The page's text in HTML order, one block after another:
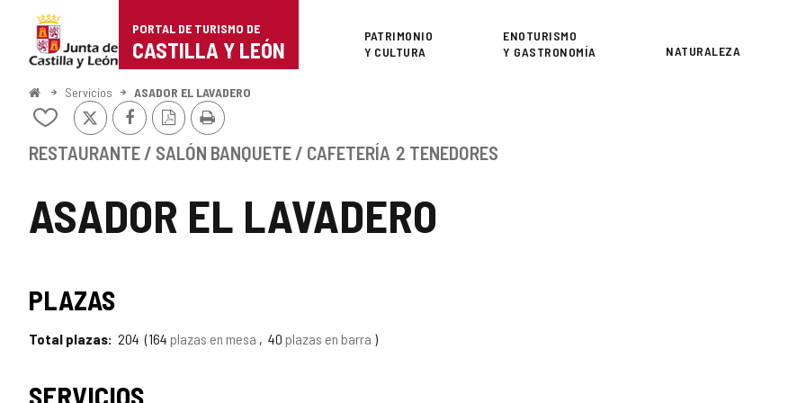
Portal
de
Turismo
Castilla
León
PORTAL DE TURISMO DE
CASTILLA Y LEÓN
Superior
PATRIMONIO
Y CULTURA
ENOTURISMO
Y GASTRONOMÍA
NATURALEZA
InicioServicios ASADOR EL LAVADERO
ASADOR EL LAVADERO
Añadir/quitar
mis
X FacebookVersión
PDF
Imprimir
RESTAURANTE / SALÓN BANQUETE / CAFETERÍA 2 TENEDORES
PLAZAS
Total plazas 204 164 plazas en mesa 40 plazas en barra
SERVICIOS